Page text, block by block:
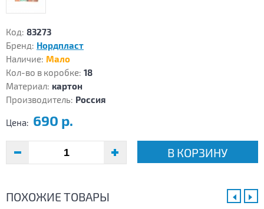
Код: 83273
Бренд: Нордпласт
Наличие: Мало
Кол-во в коробке: 18
Материал: картон
Производитель: Россия
Цена: 690 р.
В КОРЗИНУ
ПОХОЖИЕ ТОВАРЫ